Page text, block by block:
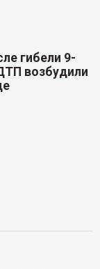
гибели 9-
возбудили